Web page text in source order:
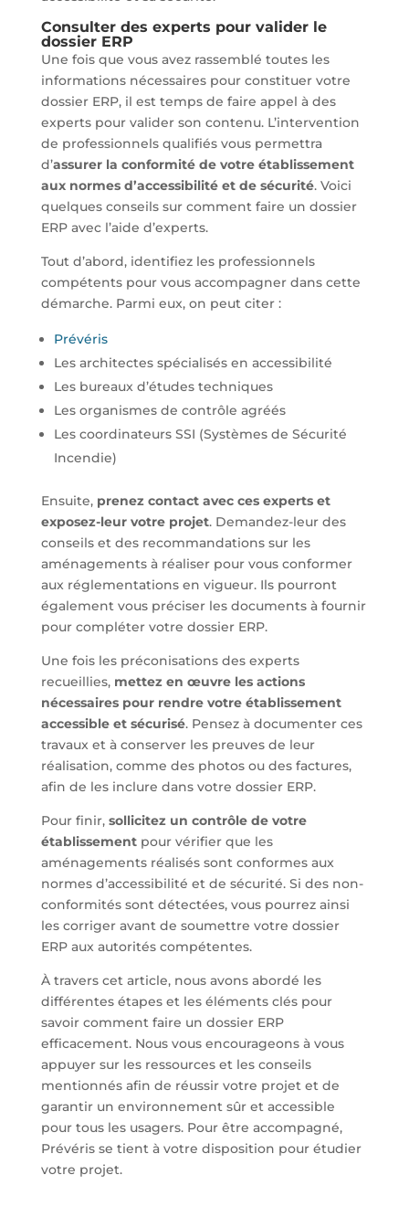
Consulter des experts pour valider le
dossier ERP
Une fois que vous avez rassemblé toutes les
informations nécessaires pour constituer votre
dossier ERP, il est temps de faire appel à des
experts pour valider son contenu. L’intervention
de professionnels qualifiés vous permettra
d’assurer la conformité de votre établissement
aux normes d’accessibilité et de sécurité. Voici
quelques conseils sur comment faire un dossier
ERP avec l’aide d’experts.
Tout d’abord, identifiez les professionnels
compétents pour vous accompagner dans cette
démarche. Parmi eux, on peut citer :
Prévéris
Les architectes spécialisés en accessibilité
Les bureaux d’études techniques
Les organismes de contrôle agréés
Les coordinateurs SSI (Systèmes de Sécurité
Incendie)
Ensuite, prenez contact avec ces experts et
exposez-leur votre projet. Demandez-leur des
conseils et des recommandations sur les
aménagements à réaliser pour vous conformer
aux réglementations en vigueur. Ils pourront
également vous préciser les documents à fournir
pour compléter votre dossier ERP.
Une fois les préconisations des experts
recueillies, mettez en œuvre les actions
nécessaires pour rendre votre établissement
accessible et sécurisé. Pensez à documenter ces
travaux et à conserver les preuves de leur
réalisation, comme des photos ou des factures,
afin de les inclure dans votre dossier ERP.
Pour finir,sollicitez un contrôle de votre
établissementpour vérifier que les
aménagements réalisés sont conformes aux
normes d’accessibilité et de sécurité. Si des non-
conformités sont détectées, vous pourrez ainsi
les corriger avant de soumettre votre dossier
ERP aux autorités compétentes.
À travers cet article, nous avons abordé les
différentes étapes et les éléments clés pour
savoir comment faire un dossier ERP
efficacement. Nous vous encourageons à vous
appuyer sur les ressources et les conseils
mentionnés afin de réussir votre projet et de
garantir un environnement sûr et accessible
pour tous les usagers. Pour être accompagné,
Prévéris se tient à votre disposition pour étudier
votre projet.